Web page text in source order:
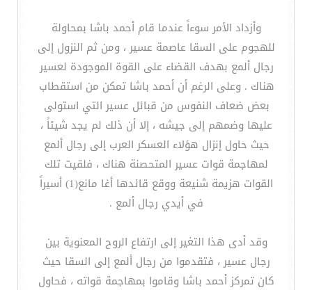
وأزداد الأمر سوءاً عندما قام أحمد باشا بمحاولة
للهجوم على السقا عاصمة عسير ، ومن ثم النزول إلى
رجال ألمع بهدف القضاء على القوة الموجودة لعسير
هناك . وعلى الرغم أن أحمد باشا تمكن من استقطاب
بعض ضعاف النفوس من قبائل عسير التي استولى
عليها وضمهم إلى جيشه ، إلا أن ذلك لم يجد شيئاً ،
حيث حاول إنزال هؤلاء العسكر العرب إلى رجال ألمع
لمهاجمة قوات عسير المتحصنة هناك ، فلقيت تلك
القوات هزيمة شنيعة ووقع قائدها أغا مانع(1) أسيراً
في أيدي رجال ألمع .
وقد أدى هذا التغير إلى ارتفاع الروح المعنوية بين
رجال عسير ، فتقدموا من رجال ألمع إلى السقا حيث
كان تمركز أحمد باشا وقاموا بمهاجمة قواته ، فحاول